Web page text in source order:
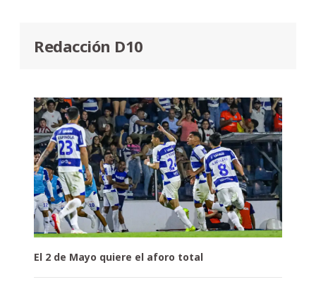
Redacción D10
El 2 de Mayo quiere el aforo total